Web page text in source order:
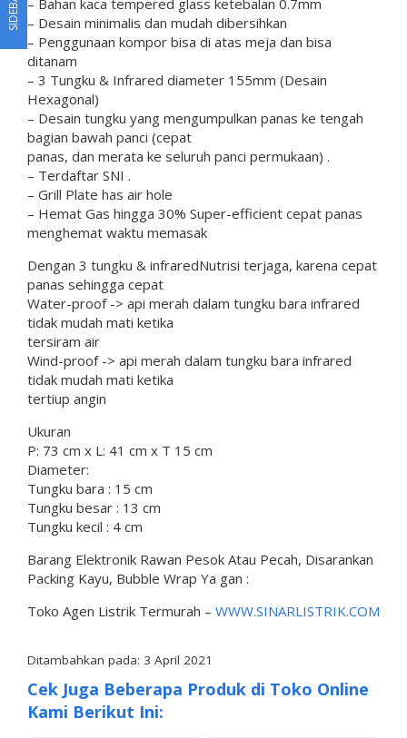
– Desain minimalis dan mudah dibersihkan
– Penggunaan kompor bisa di atas meja dan bisa
ditanam
– 3 Tungku & Infrared diameter 155mm (Desain
Hexagonal)
– Desain tungku yang mengumpulkan panas ke tengah
bagian bawah panci (cepat
panas, dan merata ke seluruh panci permukaan) .
– Terdaftar SNI .
– Grill Plate has air hole
– Hemat Gas hingga 30% Super-efficient cepat panas
menghemat waktu memasak
Dengan 3 tungku & infraredNutrisi terjaga, karena cepat
panas sehingga cepat
Water-proof -> api merah dalam tungku bara infrared
tidak mudah mati ketika
tersiram air
Wind-proof -> api merah dalam tungku bara infrared
tidak mudah mati ketika
tertiup angin
Ukuran
P: 73 cm x L: 41 cm x T 15 cm
Diameter:
Tungku bara : 15 cm
Tungku besar : 13 cm
Tungku kecil : 4 cm
Barang Elektronik Rawan Pesok Atau Pecah, Disarankan
Packing Kayu, Bubble Wrap Ya gan :
Toko Agen Listrik Termurah – WWW.SINARLISTRIK.COM
Ditambahkan pada: 3 April 2021
Cek Juga Beberapa Produk di Toko Online
Kami Berikut Ini:
SIDEBAR